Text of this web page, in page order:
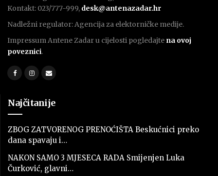
Kontakt: 023/777-999, desk@antenazadar.hr
Nadležni regulator: Agencija za elektorničke medije.
Impressum Antene Zadar u cijelosti pogledajte na ovoj
poveznici.
Najčitanije
ZBOG ZATVORENOG PRENOĆIŠTA Beskućnici preko
dana spavaju i…
NAKON SAMO 3 MJESECA RADA Smijenjen Luka
Čurković, glavni…